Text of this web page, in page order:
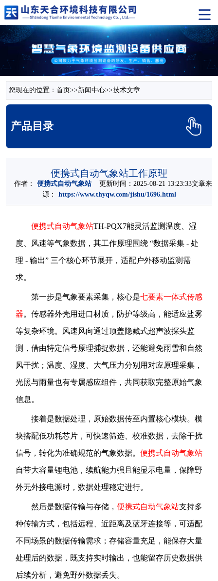
您现在的位置： 首页>>新闻中心>>技术文章
产品目录
便携式自动气象站工作原理
作者： 便携式自动气象站更新时间：2025-08-21 13:23:33文章来
源：
https://www.thyqw.com/jishu/1696.html
便携式自动气象站TH-PQX7能灵活监测温度、湿
度、风速等气象数据，其工作原理围绕 “数据采集 - 处
理 - 输出” 三个核心环节展开，适配户外移动监测需
求。
第一步是气象要素采集，核心是七要素一体式传感
器。传感器外壳用进口材质，防护等级高，能适应盐雾
等复杂环境。风速风向通过顶盖隐藏式超声波探头监
测，借由特定信号原理捕捉数据，还能避免雨雪和自然
风干扰；温度、湿度、大气压力分别用对应原理采集，
光照与雨量也有专属感应组件，共同获取完整原始气象
信息。
接着是数据处理，原始数据传至内置核心模块。模
块搭配低功耗芯片，可快速筛选、校准数据，去除干扰
信号，转化为准确规范的气象数据。 便携式自动气象站
自带大容量锂电池，续航能力强且能显示电量，保障野
外无外接电源时，数据处理稳定进行。
然后是数据传输与存储， 便携式自动气象站支持多
种传输方式，包括远程、近距离及蓝牙连接等，可适配
不同场景的数据传输需求；存储容量充足，能保存大量
处理后的数据，既支持实时输出，也能留存历史数据供
后续分析，避免野外数据丢失。